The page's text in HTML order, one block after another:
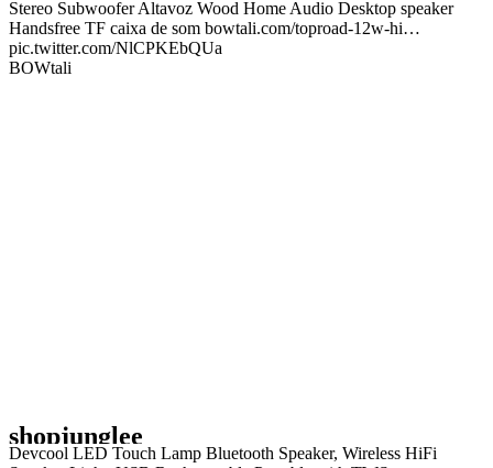
Stereo Subwoofer Altavoz Wood Home Audio Desktop speaker
Handsfree TF caixa de som bowtali.com/toproad-12w-hi…
pic.twitter.com/NlCPKEbQUa
BOWtali
shopjunglee
Devcool LED Touch Lamp Bluetooth Speaker, Wireless HiFi